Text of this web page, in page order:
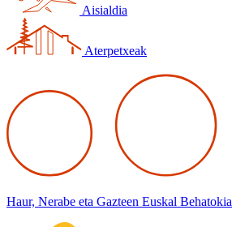
Aisialdia
Aterpetxeak
Haur, Nerabe eta Gazteen Euskal Behatokia